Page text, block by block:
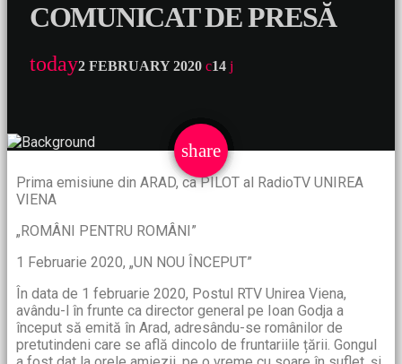
COMUNICAT DE PRESĂ
today2 FEBRUARY 2020 14
share
email
Prima emisiune din ARAD, ca PILOT al RadioTV UNIREA
VIENA
„ROMÂNI PENTRU ROMÂNI”
1 Februarie 2020, „UN NOU ÎNCEPUT”
În data de 1 februarie 2020, Postul RTV Unirea Viena,
avându-l în frunte ca director general pe Ioan Godja a
început să emită în Arad, adresându-se românilor de
pretutindeni care se află dincolo de fruntariile țării. Gongul